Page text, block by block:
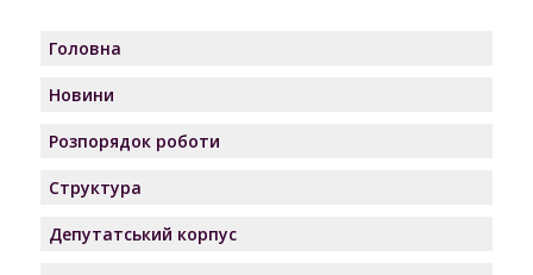
Світлани Дмитрівни,
«Ізмаїльський
спеціалізований будинок
ради»
Головна
Новини
Розпорядок роботи
Структура
Депутатський корпус